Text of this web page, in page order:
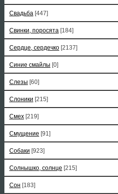
Свадьба [447]
Свинки, поросята [184]
Сердце, сердечко [2137]
Синие смайлы [0]
Слезы [60]
Слоники [215]
Смех [219]
Смущение [91]
Собаки [923]
Солнышко, солнце [215]
Сон [183]